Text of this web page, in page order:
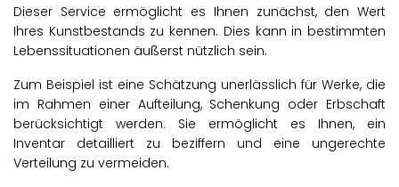
Dieser Service ermöglicht es Ihnen zunächst, den Wert
Ihres Kunstbestands zu kennen. Dies kann in bestimmten
Lebenssituationen äußerst nützlich sein.
Zum Beispiel ist eine Schätzung unerlässlich für Werke, die
im Rahmen einer Aufteilung, Schenkung oder Erbschaft
berücksichtigt werden. Sie ermöglicht es Ihnen, ein
Inventar detailliert zu beziffern und eine ungerechte
Verteilung zu vermeiden.